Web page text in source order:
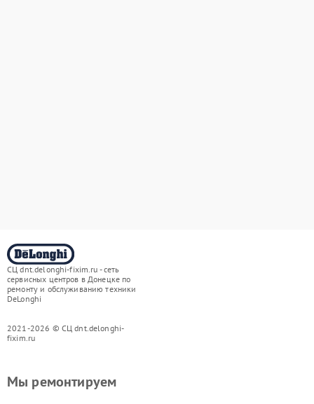
СЦ dnt.delonghi-fixim.ru - сеть
сервисных центров в Донецке по
ремонту и обслуживанию техники
DeLonghi
2021-2026 © СЦ dnt.delonghi-
fixim.ru
Мы ремонтируем